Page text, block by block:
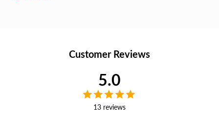
Customer Reviews
5.0
13 reviews